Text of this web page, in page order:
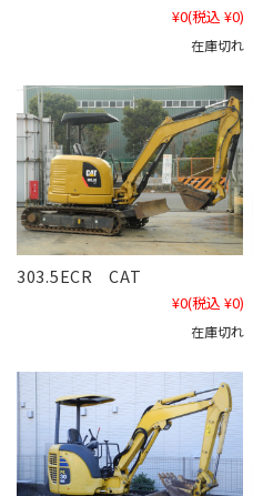
¥0(税込 ¥0)
在庫切れ
303.5ECR CAT
¥0(税込 ¥0)
在庫切れ